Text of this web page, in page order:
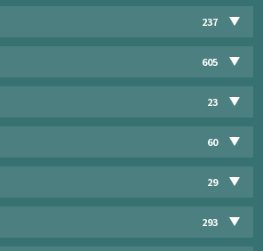
237
605
23
60
29
293